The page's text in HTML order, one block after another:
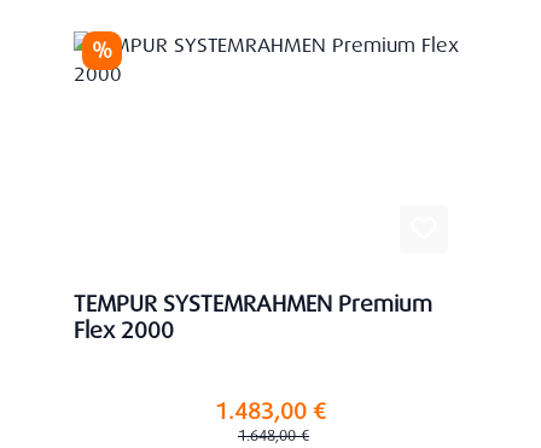
Rabatt
%
TEMPUR SYSTEMRAHMEN Premium
Flex 2000
Verkaufspreis:1.483,00 €
Regulärer Preis:
1.648,00 €